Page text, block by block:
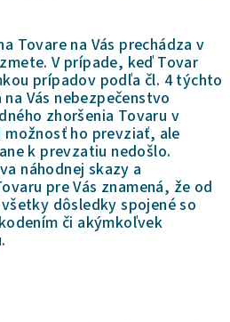
Tovare na Vás prechádza v
V prípade, keď Tovar
prípadov podľa čl. 4týchto
Vás nebezpečenstvo
zhoršenia Tovaru v
ho prevziať, ale
k prevzatiu nedošlo.
náhodnej skazy a
pre Vás znamená, že od
dôsledky spojené so
či akýmkoľvek